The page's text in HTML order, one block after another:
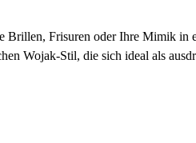
Brillen, Frisuren oder Ihre Mimik in
Wojak-Stil, die sich ideal als